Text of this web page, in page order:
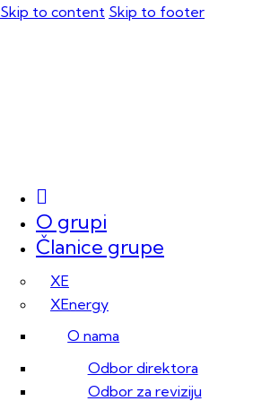
Skip to content Skip to footer
O grupi
Članice grupe
XE
XEnergy
O nama
Odbor direktora
Odbor za reviziju